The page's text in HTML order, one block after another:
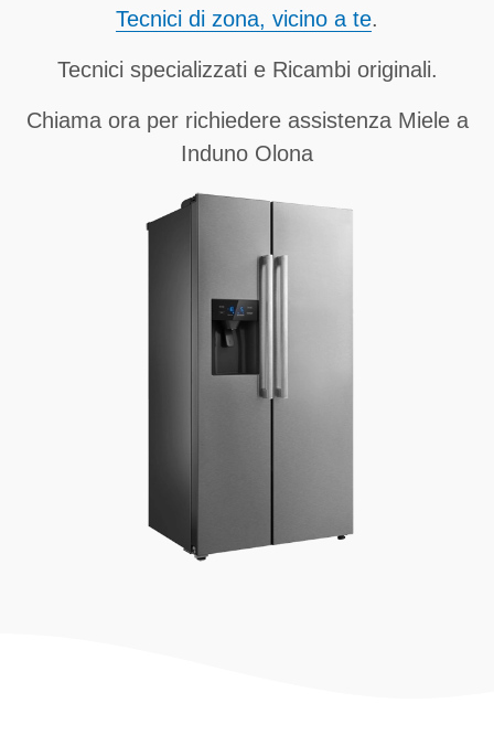
Tecnici di zona, vicino a te.
Tecnici specializzati e Ricambi originali.
Chiama ora per richiedere assistenza Miele a
Induno Olona